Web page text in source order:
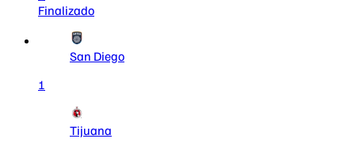
Finalizado
San Diego
1
Tijuana